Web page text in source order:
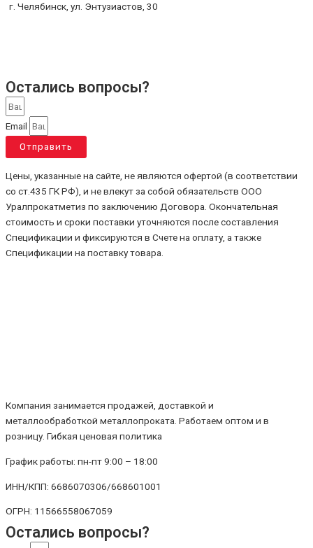
г. Челябинск, ул. Энтузиастов, 30
Остались вопросы?
Email
Отправить
Цены, указанные на сайте, не являются офертой (в соответствии
со ст.435 ГК РФ), и не влекут за собой обязательств ООО
Уралпрокатметиз по заключению Договора. Окончательная
стоимость и сроки поставки уточняются после составления
Спецификации и фиксируются в Счете на оплату, а также
Спецификации на поставку товара.
Компания занимается продажей, доставкой и
металлообработкой металлопроката. Работаем оптом и в
розницу. Гибкая ценовая политика
График работы: пн-пт 9:00 – 18:00
ИНН/КПП: 6686070306/668601001
ОГРН: 11566558067059
Остались вопросы?